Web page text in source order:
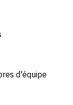
d'équipe